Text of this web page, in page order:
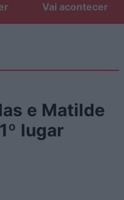
Vai acontecer
e Matilde
lugar